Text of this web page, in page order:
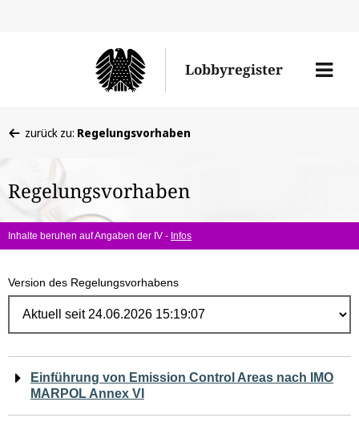
Lobbyregister
Menü
befinden
hier:
zurück zu: Regelungsvorhaben
Regelungsvorhaben
Inhalte beruhen auf Angaben der IV - Infos
Version des Regelungsvorhabens
Navigation
für
Einführung von Emission Control Areas nach IMO
MARPOL Annex VI